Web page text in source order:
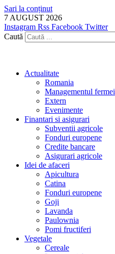
Sari la conținut
7 AUGUST 2026
Instagram Rss Facebook Twitter
Caută
Actualitate
Romania
Managementul fermei
Extern
Evenimente
Finantari si asigurari
Subventii agricole
Fonduri europene
Credite bancare
Asigurari agricole
Idei de afaceri
Apicultura
Catina
Fonduri europene
Goji
Lavanda
Paulownia
Pomi fructiferi
Vegetale
Cereale